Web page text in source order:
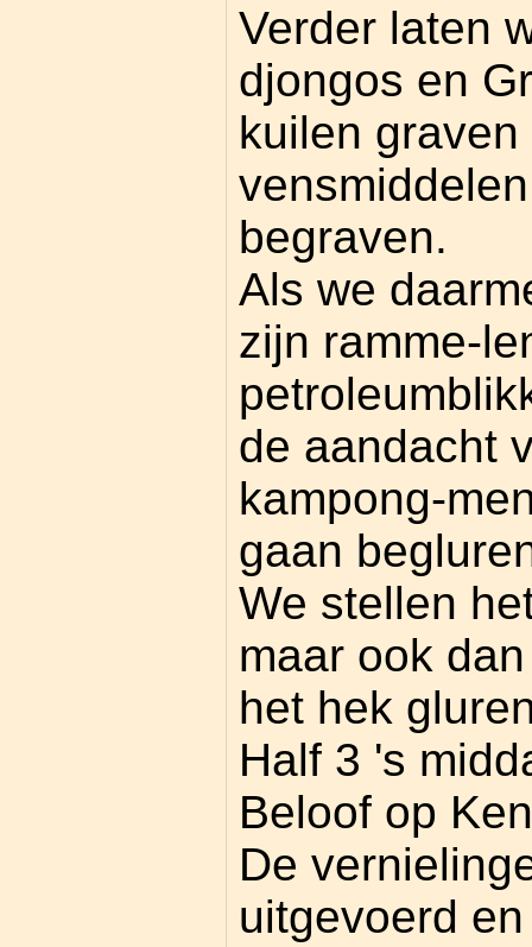
Verder laten
djongos en
kuilen graven
begraven.
Als we
zijn ramme-
de aandacht
kampong-
gaan
We stellen
maar ook
het hek
Half 3 's
Beloof op
De
uitgevoerd